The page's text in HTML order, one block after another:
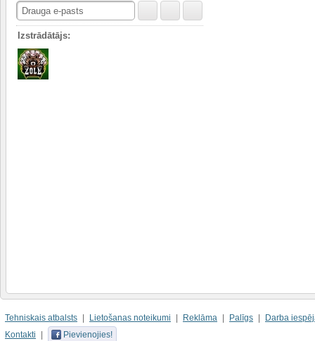
Drauga e-pasts
Izstrādātājs:
Tehniskais atbalsts Lietošanas noteikumi Reklāma Palīgs
Darba
Kontakti
Pievienojies!